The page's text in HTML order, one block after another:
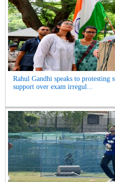
Rahul Gandhi speaks to protesting
support over exam irregul...